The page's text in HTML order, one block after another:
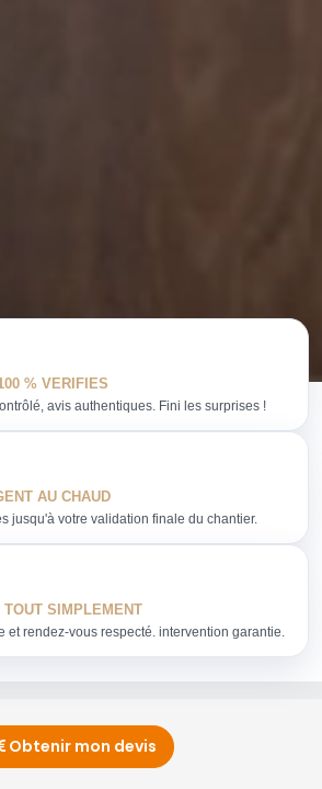
% VERIFIES
avis authentiques. Fini les surprises !
AU CHAUD
jusqu'à votre validation finale du chantier.
SIMPLEMENT
et rendez-vous respecté. intervention garantie.
Obtenir mon devis